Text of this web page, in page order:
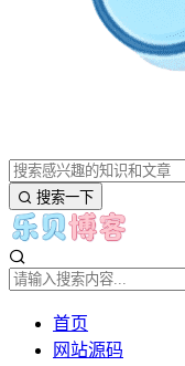
搜索一下
首页
网站源码